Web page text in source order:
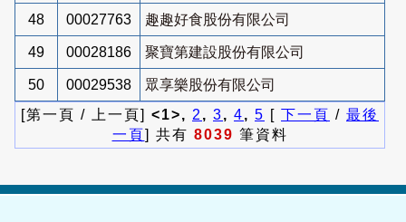
48 00027763 趣趣好食股份有限公司
49 00028186 聚寶第建設股份有限公司
50 00029538
眾享樂股份有限公司
[第一頁 / 上一頁] <1>, 2 , 3, 4, 5 [ 下一頁 / 最後
一頁] 共有 8039 筆資料